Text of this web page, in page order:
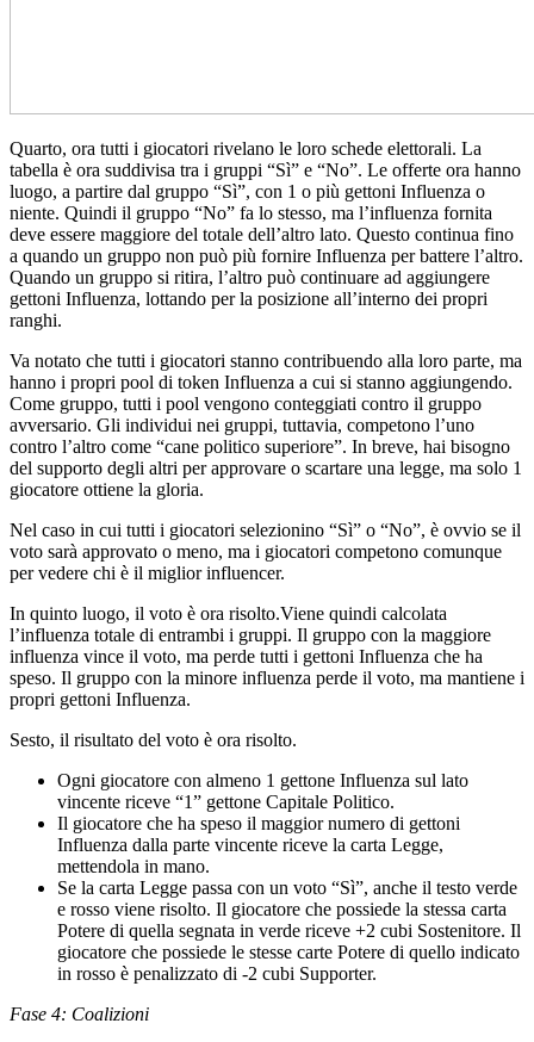
Quarto, ora tutti i giocatori rivelano le loro schede elettorali. La
tabella è ora suddivisa tra i gruppi “Sì” e “No”. Le offerte ora hanno
luogo, a partire dal gruppo “Sì”, con 1 o più gettoni Influenza o
niente. Quindi il gruppo “No” fa lo stesso, ma l’influenza fornita
deve essere maggiore del totale dell’altro lato. Questo continua fino
a quando un gruppo non può più fornire Influenza per battere l’altro.
Quando un gruppo si ritira, l’altro può continuare ad aggiungere
gettoni Influenza, lottando per la posizione all’interno dei propri
ranghi.
Va notato che tutti i giocatori stanno contribuendo alla loro parte, ma
hanno i propri pool di token Influenza a cui si stanno aggiungendo.
Come gruppo, tutti i pool vengono conteggiati contro il gruppo
avversario. Gli individui nei gruppi, tuttavia, competono l’uno
contro l’altro come “cane politico superiore”. In breve, hai bisogno
del supporto degli altri per approvare o scartare una legge, ma solo 1
giocatore ottiene la gloria.
Nel caso in cui tutti i giocatori selezionino “Sì” o “No”, è ovvio se il
voto sarà approvato o meno, ma i giocatori competono comunque
per vedere chi è il miglior influencer.
In quinto luogo, il voto è ora risolto.Viene quindi calcolata
l’influenza totale di entrambi i gruppi. Il gruppo con la maggiore
influenza vince il voto, ma perde tutti i gettoni Influenza che ha
speso. Il gruppo con la minore influenza perde il voto, ma mantiene i
propri gettoni Influenza.
Sesto, il risultato del voto è ora risolto.
Ogni giocatore con almeno 1 gettone Influenza sul lato
vincente riceve “1” gettone Capitale Politico.
Il giocatore che ha speso il maggior numero di gettoni
Influenza dalla parte vincente riceve la carta Legge,
mettendola in mano.
Se la carta Legge passa con un voto “Sì”, anche il testo verde
e rosso viene risolto. Il giocatore che possiede la stessa carta
Potere di quella segnata in verde riceve +2 cubi Sostenitore. Il
giocatore che possiede le stesse carte Potere di quello indicato
in rosso è penalizzato di -2 cubi Supporter.
Fase 4: Coalizioni